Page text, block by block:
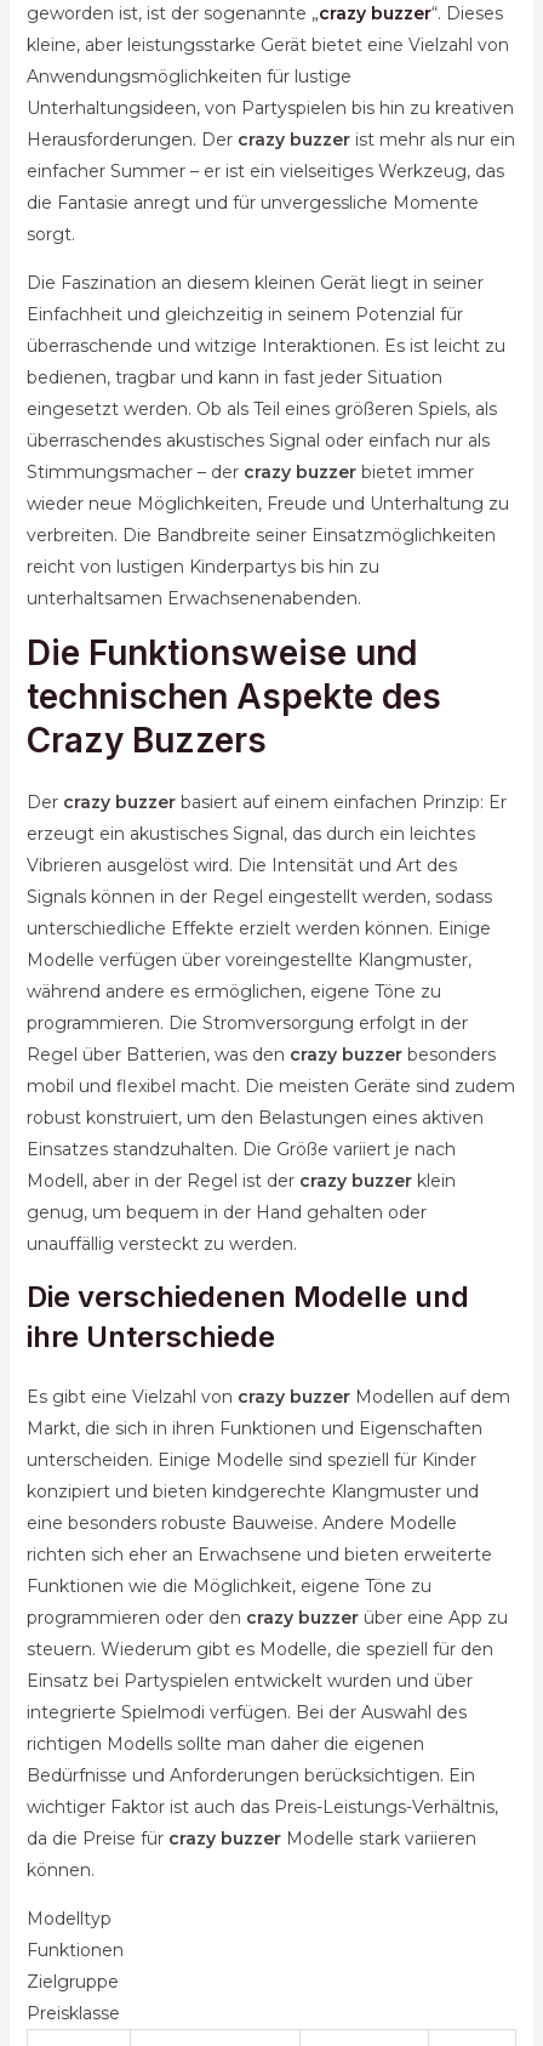
geworden ist, ist der sogenannte „crazy buzzer“. Dieses
kleine, aber leistungsstarke Gerät bietet eine Vielzahl von
Anwendungsmöglichkeiten für lustige
Unterhaltungsideen, von Partyspielen bis hin zu kreativen
Herausforderungen. Der crazy buzzerist mehr als nur ein
einfacher Summer – er ist ein vielseitiges Werkzeug, das
die Fantasie anregt und für unvergessliche Momente
sorgt.
Die Faszination an diesem kleinen Gerät liegt in seiner
Einfachheit und gleichzeitig in seinem Potenzial für
überraschende und witzige Interaktionen. Es ist leicht zu
bedienen, tragbar und kann in fast jeder Situation
eingesetzt werden. Ob als Teil eines größeren Spiels, als
überraschendes akustisches Signal oder einfach nur als
Stimmungsmacher – der crazy buzzerbietet immer
wieder neue Möglichkeiten, Freude und Unterhaltung zu
verbreiten. Die Bandbreite seiner Einsatzmöglichkeiten
reicht von lustigen Kinderpartys bis hin zu
unterhaltsamen Erwachsenenabenden.
Die Funktionsweise und
technischen Aspekte des
Crazy Buzzers
Der crazy buzzerbasiert auf einem einfachen Prinzip: Er
erzeugt ein akustisches Signal, das durch ein leichtes
Vibrieren ausgelöst wird. Die Intensität und Art des
Signals können in der Regel eingestellt werden, sodass
unterschiedliche Effekte erzielt werden können. Einige
Modelle verfügen über voreingestellte Klangmuster,
während andere es ermöglichen, eigene Töne zu
programmieren. Die Stromversorgung erfolgt in der
Regel über Batterien, was den crazy buzzerbesonders
mobil und flexibel macht. Die meisten Geräte sind zudem
robust konstruiert, um den Belastungen eines aktiven
Einsatzes standzuhalten. Die Größe variiert je nach
Modell, aber in der Regel ist der crazy buzzerklein
genug, um bequem in der Hand gehalten oder
unauffällig versteckt zu werden.
Die verschiedenen Modelle und
ihre Unterschiede
Es gibt eine Vielzahl von crazy buzzerModellen auf dem
Markt, die sich in ihren Funktionen und Eigenschaften
unterscheiden. Einige Modelle sind speziell für Kinder
konzipiert und bieten kindgerechte Klangmuster und
eine besonders robuste Bauweise. Andere Modelle
richten sich eher an Erwachsene und bieten erweiterte
Funktionen wie die Möglichkeit, eigene Töne zu
programmieren oder den crazy buzzerüber eine App zu
steuern. Wiederum gibt es Modelle, die speziell für den
Einsatz bei Partyspielen entwickelt wurden und über
integrierte Spielmodi verfügen. Bei der Auswahl des
richtigen Modells sollte man daher die eigenen
Bedürfnisse und Anforderungen berücksichtigen. Ein
wichtiger Faktor ist auch das Preis-Leistungs-Verhältnis,
da die Preise für crazy buzzerModelle stark variieren
können.
Modelltyp
Funktionen
Zielgruppe
Preisklasse